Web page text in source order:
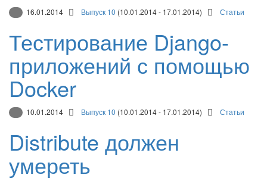
16.01.2014 Выпуск 10 (10.01.2014 - 17.01.2014) Статьи
Тестирование Django-
приложений с помощью
Docker
10.01.2014 Выпуск 10 (10.01.2014 - 17.01.2014) Статьи
Distribute должен
умереть